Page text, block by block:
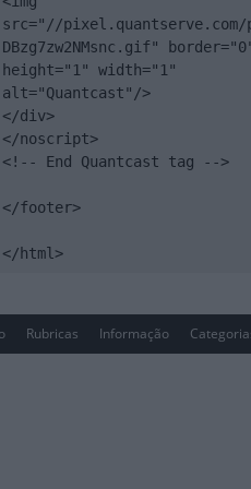
src="//
DBzg7zw2NMsnc.gif"
height="1" width="1"
alt="Quantcast"/>
</div>
</noscript>
<!-- End Quantcast tag -->
</footer>
</html>
Rubricas Informação